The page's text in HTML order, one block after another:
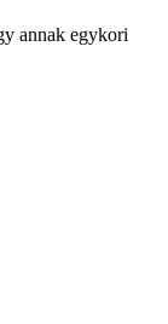
annak egykori